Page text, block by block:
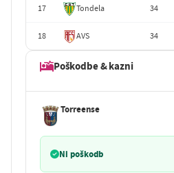
17 Tondela 34
18 AVS 34
Poškodbe & kazni
Torreense
Ni poškodb